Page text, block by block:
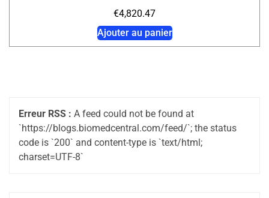
€4,820.47
Ajouter au panier
Erreur RSS : A feed could not be found at
`https://blogs.biomedcentral.com/feed/`; the status
code is `200` and content-type is `text/html;
charset=UTF-8`